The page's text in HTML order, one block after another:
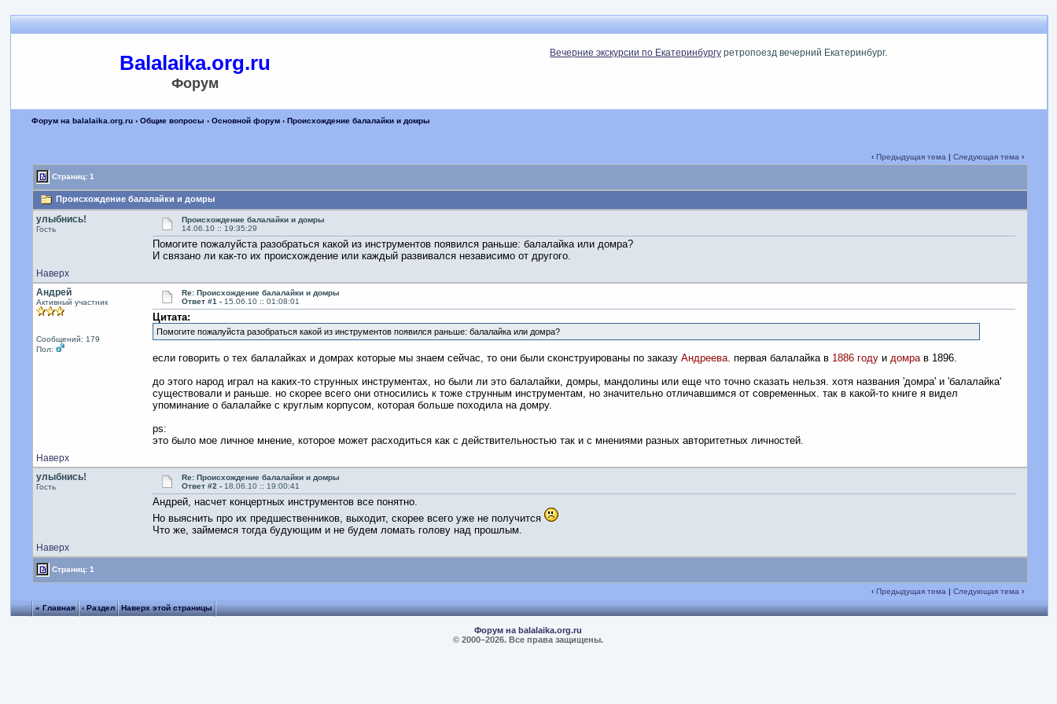
Balalaika.org.ru
Форум
Вечерние экскурсии по Екатеринбургуретропоезд вечерний Екатеринбург.
Форум на balalaika.org.ru ›Общие вопросы ›Основной форум › Происхождение балалайки и домры
‹ Предыдущая тема | Следующая тема ›
Страниц: 1
Происхождение балалайки и домры
улыбнись!
Гость
Происхождение балалайки и домры
14.06.10 :: 19:35:29
Помогите пожалуйста разобраться какой из инструментов появился раньше: балалайка или домра?
И связано ли как-то их происхождение или каждый развивался независимо от другого.
Наверх
Андрей
Активный участник
Сообщений: 179
Пол:
Re: Происхождение балалайки и домры
Ответ #1 - 15.06.10 :: 01:08:01
Цитата:
Помогите пожалуйста разобраться какой из инструментов появился раньше: балалайка или домра?
если говорить о тех балалайках и домрах которые мы знаем сейчас, то они были сконструированы по заказу Андреева. первая балалайка в 1886 годуи домрав 1896.
до этого народ играл на каких-то струнных инструментах, но были ли это балалайки, домры, мандолины или еще что точно сказать нельзя. хотя названия 'домра' и 'балалайка'
существовали и раньше. но скорее всего они относились к тоже струнным инструментам, но значительно отличавшимся от современных. так в какой-то книге я видел
упоминание о балалайке с круглым корпусом, которая больше походила на домру.
ps:
это было мое личное мнение, которое может расходиться как с действительностью так и с мнениями разных авторитетных личностей.
Наверх
улыбнись!
Гость
Re: Происхождение балалайки и домры
Ответ #2 - 18.06.10 :: 19:00:41
Андрей, насчет концертных инструментов все понятно.
Но выяснить про их предшественников, выходит, скорее всего уже не получится
Что же, займемся тогда будующим и не будем ломать голову над прошлым.
Наверх
Страниц: 1
‹ Предыдущая тема | Следующая тема ›
« Главная
‹ Раздел Наверх этой страницы
Форум на balalaika.org.ru
© 2000–2026. Все права защищены.